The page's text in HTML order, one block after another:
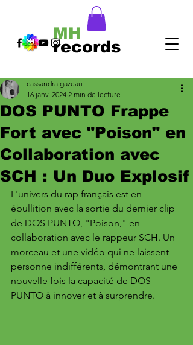
records
MH
DOS PUNTO Frappe
Fort avec "Poison" en
Collaboration avec
SCH : Un Duo Explosif
cassandra gazeau
16 janv. 2024 2 min de lecture
L'univers du rap français est en
ébullition avec la sortie du dernier clip
de DOS PUNTO, "Poison," en
collaboration avec le rappeur SCH. Un
morceau et une vidéo qui ne laissent
personne indifférents, démontrant une
nouvelle fois la capacité de DOS
PUNTO à innover et à surprendre.